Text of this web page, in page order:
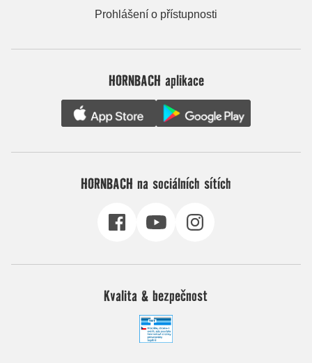
Prohlášení o přístupnosti
HORNBACH aplikace
HORNBACH na sociálních sítích
Kvalita & bezpečnost